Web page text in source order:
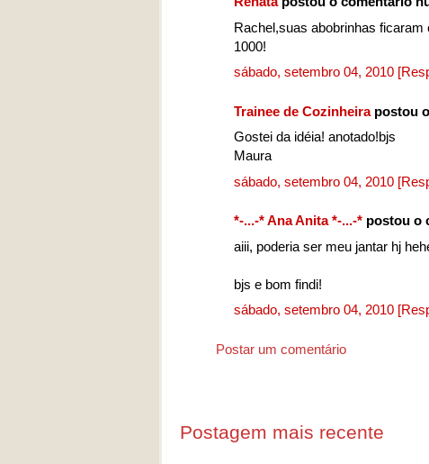
Rachel,suas abobrinhas
1000!
sábado, setembro 04, 2010
Trainee de Cozinheirapostou
Gostei da idéia! anotado!bjs
Maura
sábado, setembro 04, 2010
*-...-* Ana Anita *-...-* postou o
aiii, poderia ser meu jantar hj
bjs e bom findi!
sábado, setembro 04, 2010
Postar um comentário
Postagem mais recente